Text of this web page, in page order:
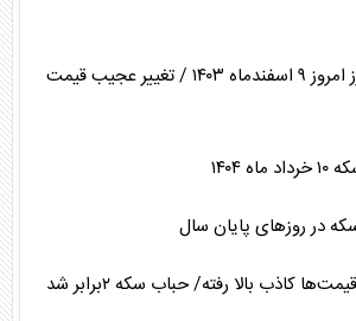
قیمت طلا، سکه و ارز امروز ۹ اسفندماه ۱۴۰۳ / تغییر عجیب قیمت
در روز‌های پایان سال
کاذب بالا رفته/ حباب سکه ۲برابر شد